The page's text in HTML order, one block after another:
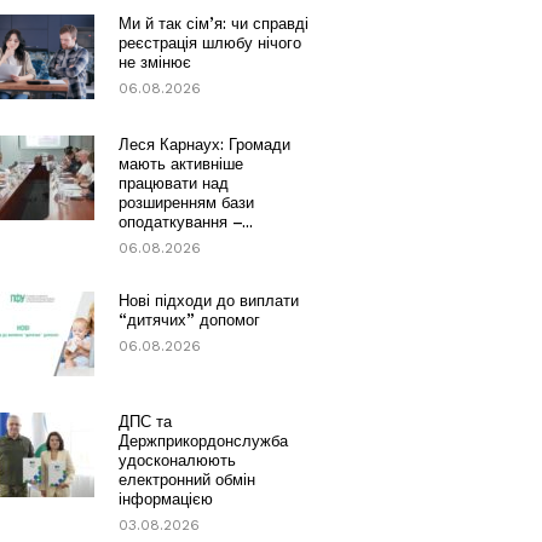
Ми й так сім’я: чи справді
реєстрація шлюбу нічого
не змінює
06.08.2026
Леся Карнаух: Громади
мають активніше
працювати над
розширенням бази
оподаткування –...
06.08.2026
Нові підходи до виплати
“дитячих” допомог
06.08.2026
ДПС та
Держприкордонслужба
удосконалюють
електронний обмін
інформацією
03.08.2026